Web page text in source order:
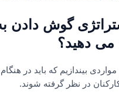
گوش دادن
می دهید؟
مواردی بیندازیم که باید در
در نظر گرفته شوند.